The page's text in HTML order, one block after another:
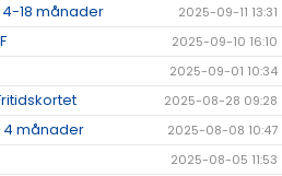
18 månader 2025-09-11 13:31
2025-09-10 16:10
2025-09-01 10:34
2025-08-28 09:28
4 månader 2025-08-08 10:47
2025-08-05 11:53